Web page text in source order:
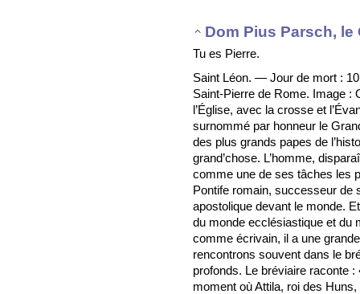
Dom Pius Parsch, le
Tu es Pierre.
Saint Léon. — Jour de mort :
Saint-Pierre de Rome. Image :
l’Église, avec la crosse et
surnommé par honneur le
des plus grands papes de
grand’chose. L’homme,
comme une de ses tâches les
Pontife romain, successeur de
apostolique devant le monde.
du monde ecclésiastique et du
comme écrivain, il a une
rencontrons souvent dans le
profonds. Le bréviaire raconte :
moment où Attila, roi des